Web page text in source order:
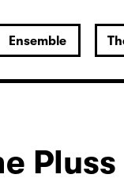
Ensemble
Pluss